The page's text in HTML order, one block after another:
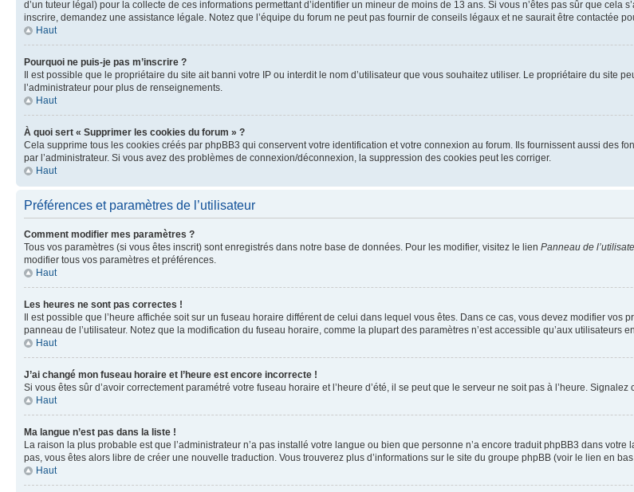
d’un tuteur légal) pour la collecte de ces informations permettant d’identifier un mineur de moins de 13 ans. Si vous n’êtes pas sûr que
inscrire, demandez une assistance légale. Notez que l’équipe du forum ne peut pas fournir de conseils légaux et ne saurait être contactée
Haut
Pourquoi ne puis-je pas m’inscrire ?
Il est possible que le propriétaire du site ait banni votre IP ou interdit le nom d’utilisateur que vous souhaitez utiliser. Le propriétaire du site
l’administrateur pour plus de renseignements.
Haut
À quoi sert « Supprimer les cookies du forum » ?
Cela supprime tous les cookies créés par phpBB3 qui conservent votre identification et votre connexion au forum. Ils fournissent aussi des
par l’administrateur. Si vous avez des problèmes de connexion/déconnexion, la suppression des cookies peut les corriger.
Haut
Préférences et paramètres de l’utilisateur
Comment modifier mes paramètres ?
Tous vos paramètres (si vous êtes inscrit) sont enregistrés dans notre base de données. Pour les modifier, visitez le lien Panneau de
modifier tous vos paramètres et préférences.
Haut
Les heures ne sont pas correctes !
Il est possible que l’heure affichée soit sur un fuseau horaire différent de celui dans lequel vous êtes. Dans ce cas, vous devez modifier
panneau de l’utilisateur. Notez que la modification du fuseau horaire, comme la plupart des paramètres n’est accessible qu’aux utilisateurs
Haut
J’ai changé mon fuseau horaire et l’heure est encore incorrecte !
Si vous êtes sûr d’avoir correctement paramétré votre fuseau horaire et l’heure d’été, il se peut que le serveur ne soit pas à l’heure. Signalez
Haut
Ma langue n’est pas dans la liste !
La raison la plus probable est que l’administrateur n’a pas installé votre langue ou bien que personne n’a encore traduit phpBB3 dans
pas, vous êtes alors libre de créer une nouvelle traduction. Vous trouverez plus d’informations sur le site du groupe phpBB (voir le lien en
Haut